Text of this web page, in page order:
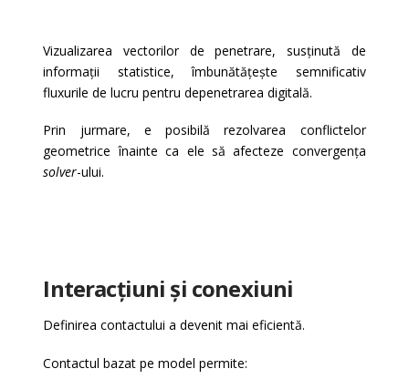
Vizualizarea vectorilor de penetrare, susținută de
informații statistice, îmbunătățește semnificativ
fluxurile de lucru pentru depenetrarea digitală.
Prin jurmare, e posibilă rezolvarea conflictelor
geometrice înainte ca ele să afecteze convergența
solver-ului.
Interacțiuni și conexiuni
Definirea contactului a devenit mai eficientă.
Contactul bazat pe model permite: